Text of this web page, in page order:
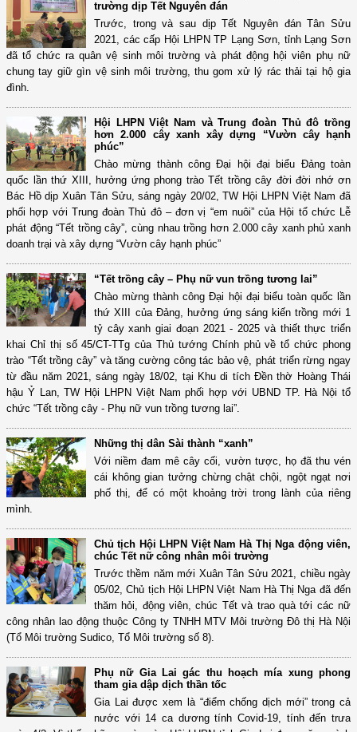
trường dịp Tết Nguyên đán
Trước, trong và sau dịp Tết Nguyên đán Tân Sửu
2021, các cấp Hội LHPN TP Lạng Sơn, tỉnh Lạng Sơn
đã tổ chức ra quân vệ sinh môi trường và phát động hội viên phụ nữ
chung tay giữ gìn vệ sinh môi trường, thu gom xử lý rác thải tại hộ gia
đình.
Hội LHPN Việt Nam và Trung đoàn Thủ đô trồng
hơn 2.000 cây xanh xây dựng “Vườn cây hạnh
phúc”
Chào mừng thành công Đại hội đại biểu Đảng toàn
quốc lần thứ XIII, hưởng ứng phong trào Tết trồng cây đời đời nhớ ơn
Bác Hồ dịp Xuân Tân Sửu, sáng ngày 20/02, TW Hội LHPN Việt Nam đã
phối hợp với Trung đoàn Thủ đô – đơn vị “em nuôi” của Hội tổ chức Lễ
phát động “Tết trồng cây”, cùng nhau trồng hơn 2.000 cây xanh phủ xanh
doanh trại và xây dựng “Vườn cây hạnh phúc”
“Tết trồng cây – Phụ nữ vun trồng tương lai”
Chào mừng thành công Đại hội đại biểu toàn quốc lần
thứ XIII của Đảng, hưởng ứng sáng kiến trồng mới 1
tỷ cây xanh giai đoạn 2021 - 2025 và thiết thực triển
khai Chỉ thị số 45/CT-TTg của Thủ tướng Chính phủ về tổ chức phong
trào “Tết trồng cây” và tăng cường công tác bảo vệ, phát triển rừng ngay
từ đầu năm 2021, sáng ngày 18/02, tại Khu di tích Đền thờ Hoàng Thái
hậu Ỷ Lan, TW Hội LHPN Việt Nam phối hợp với UBND TP. Hà Nội tổ
chức “Tết trồng cây - Phụ nữ vun trồng tương lai”.
Những thị dân Sài thành “xanh”
Với niềm đam mê cây cối, vườn tược, họ đã thu vén
cái không gian tưởng chừng chật chội, ngột ngạt nơi
phố thị, để có một khoảng trời trong lành của riêng
mình.
Chủ tịch Hội LHPN Việt Nam Hà Thị Nga động viên,
chúc Tết nữ công nhân môi trường
Trước thềm năm mới Xuân Tân Sửu 2021, chiều ngày
05/02, Chủ tịch Hội LHPN Việt Nam Hà Thị Nga đã đến
thăm hỏi, động viên, chúc Tết và trao quà tới các nữ
công nhân lao động thuộc Công ty TNHH MTV Môi trường Đô thị Hà Nội
(Tổ Môi trường Sudico, Tổ Môi trường số 8).
Phụ nữ Gia Lai gác thu hoạch mía xung phong
tham gia dập dịch thần tốc
Gia Lai được xem là “điểm chống dịch mới” trong cả
nước với 14 ca dương tính Covid-19, tính đến trưa